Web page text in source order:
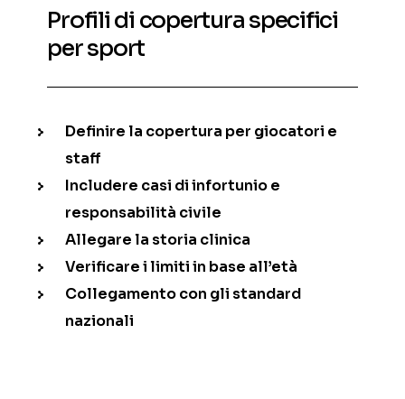
Profili di copertura specifici
per sport
Definire la copertura per giocatori e
staff
Includere casi di infortunio e
responsabilità civile
Allegare la storia clinica
Verificare i limiti in base all’età
Collegamento con gli standard
nazionali